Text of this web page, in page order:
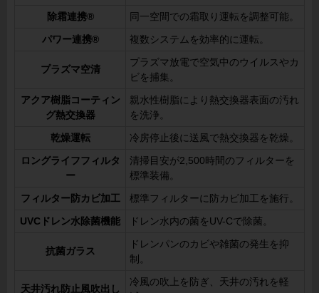
除霜連携® 同一空間での霜取り運転を調整可能。
パワー連携® 複数システムを効率的に運転。
プラズマ空清
プラズマ放電で空気中のウイルスやカ
ビを捕集。
アクア樹脂コーティン
グ熱交換器
親水性樹脂により熱交換器表面の汚れ
を洗浄。
乾燥運転 冷房停止後に送風で熱交換器を乾燥。
ロングライフフィルタ
ー
清掃目安が2,500時間のフィルターを
標準装備。
フィルター防カビ加工 標準フィルターに防カビ加工を施行。
UVCドレン水除菌機能 ドレン水内の菌をUV-Cで除菌。
抗菌ガラス
ドレンパンのカビや雑菌の発生を抑
制。
天井汚れ防止風吹出し
冷風の吹上を防ぎ、天井の汚れを軽